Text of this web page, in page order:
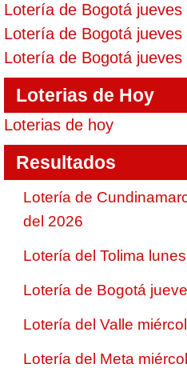
Lotería de Bogotá
Lotería de Bogotá
Lotería de Bogotá
Loterias de Hoy
Loterias de hoy
Resultados
Lotería de
del 2026
Lotería del Tolima
Lotería de Bogotá
Lotería del Valle
Lotería del Meta